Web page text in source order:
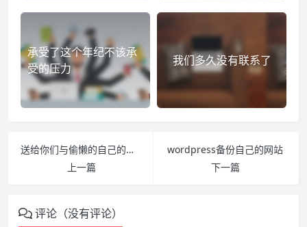
承受了这个年纪不该承
受的压力
我们多久没有联系了
送给你们与偷懒的自己的几句话
上一篇
wordpress备份自己的网站
下一篇
评论（没有评论）